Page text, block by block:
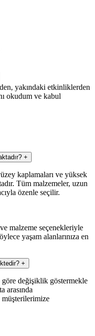
yakındaki etkinliklerden
okudum ve kabul
+
kaplamaları ve yüksek
Tüm malzemeler, uzun
özenle seçilir.
malzeme seçenekleriyle
yaşam alanlarınıza en
+
değişiklik göstermekle
arasında
müşterilerimize